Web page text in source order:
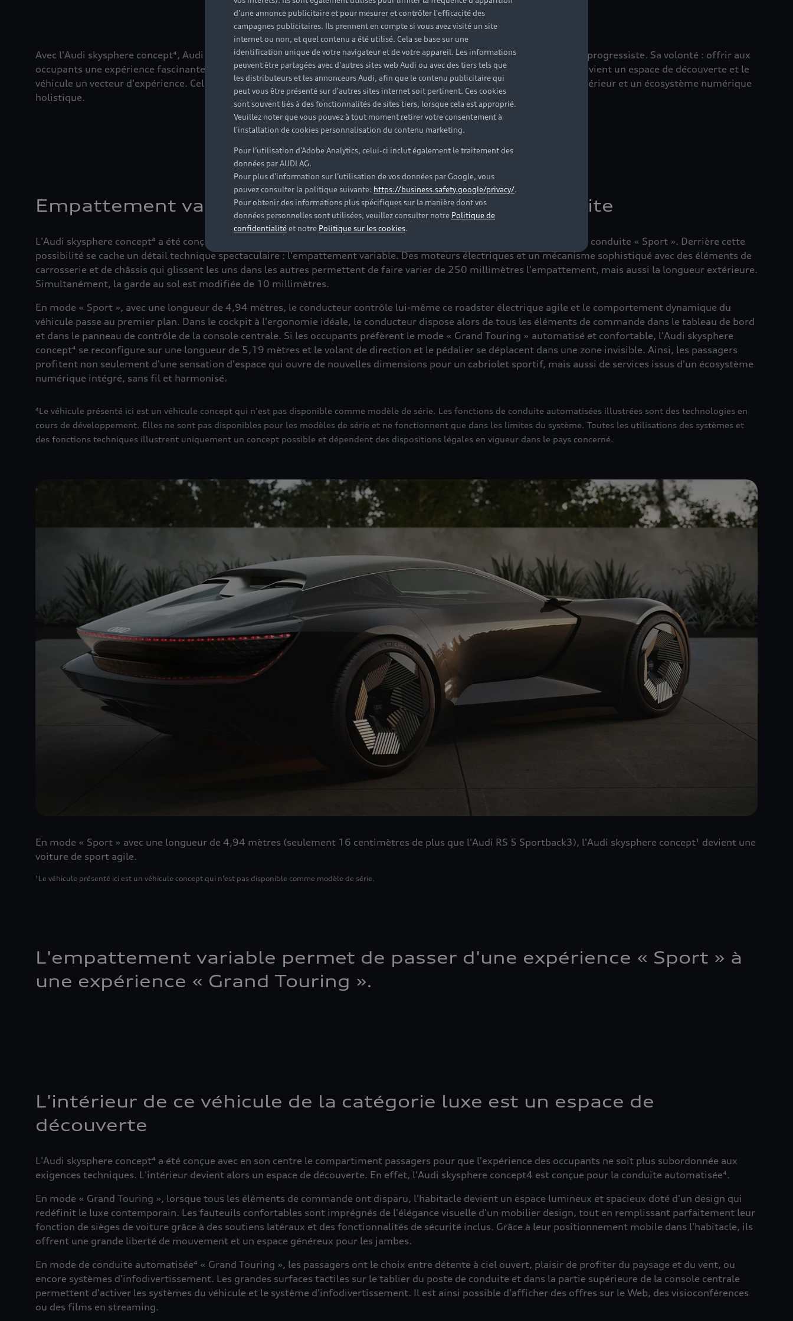
Avec l'Audi skysphere concept⁴, Audi présente le premier des quatre véhicules concepts qui redéfiniront l'avenir du luxe progressiste. Sa volonté : offrir aux
occupants une expérience fascinante et haut de gamme qui va bien au-delà du simple séjour prévu à bord. L'habitacle devient un espace de découverte et le
véhicule un vecteur d'expérience. Cela est possible grâce à la conduite automatisée⁴, une refonte révolutionnaire de l'intérieur et un écosystème numérique
holistique.
Empattement variable pour deux expériences de conduite
L'Audi skysphere concept⁴ a été conçue pour offrir deux expériences différentes : une conduite « Grand Touring » et une conduite « Sport ». Derrière cette
possibilité se cache un détail technique spectaculaire : l'empattement variable. Des moteurs électriques et un mécanisme sophistiqué avec des éléments de
carrosserie et de châssis qui glissent les uns dans les autres permettent de faire varier de 250 millimètres l'empattement, mais aussi la longueur extérieure.
Simultanément, la garde au sol est modifiée de 10 millimètres.
En mode « Sport », avec une longueur de 4,94 mètres, le conducteur contrôle lui-même ce roadster électrique agile et le comportement dynamique du
véhicule passe au premier plan. Dans le cockpit à l'ergonomie idéale, le conducteur dispose alors de tous les éléments de commande dans le tableau de bord
et dans le panneau de contrôle de la console centrale. Si les occupants préfèrent le mode « Grand Touring » automatisé et confortable, l'Audi skysphere
concept⁴ se reconfigure sur une longueur de 5,19 mètres et le volant de direction et le pédalier se déplacent dans une zone invisible. Ainsi, les passagers
profitent non seulement d'une sensation d'espace qui ouvre de nouvelles dimensions pour un cabriolet sportif, mais aussi de services issus d'un écosystème
numérique intégré, sans fil et harmonisé.
⁴Le véhicule présenté ici est un véhicule concept qui n'est pas disponible comme modèle de série. Les fonctions de conduite automatisées illustrées sont des technologies en
cours de développement. Elles ne sont pas disponibles pour les modèles de série et ne fonctionnent que dans les limites du système. Toutes les utilisations des systèmes et
des fonctions techniques illustrent uniquement un concept possible et dépendent des dispositions légales en vigueur dans le pays concerné.
En mode « Sport » avec une longueur de 4,94 mètres (seulement 16 centimètres de plus que l'Audi RS 5 Sportback3), l'Audi skysphere concept¹ devient une
voiture de sport agile.
¹Le véhicule présenté ici est un véhicule concept qui n'est pas disponible comme modèle de série.
L'empattement variable permet de passer d'une expérience « Sport » à
une expérience « Grand Touring ».
L'intérieur de ce véhicule de la catégorie luxe est un espace de
découverte
L'Audi skysphere concept⁴ a été conçue avec en son centre le compartiment passagers pour que l'expérience des occupants ne soit plus subordonnée aux
exigences techniques. L'intérieur devient alors un espace de découverte. En effet, l'Audi skysphere concept4 est conçue pour la conduite automatisée⁴.
En mode « Grand Touring », lorsque tous les éléments de commande ont disparu, l'habitacle devient un espace lumineux et spacieux doté d'un design qui
redéfinit le luxe contemporain. Les fauteuils confortables sont imprégnés de l'élégance visuelle d'un mobilier design, tout en remplissant parfaitement leur
fonction de sièges de voiture grâce à des soutiens latéraux et des fonctionnalités de sécurité inclus. Grâce à leur positionnement mobile dans l'habitacle, ils
offrent une grande liberté de mouvement et un espace généreux pour les jambes.
En mode de conduite automatisée⁴ « Grand Touring », les passagers ont le choix entre détente à ciel ouvert, plaisir de profiter du paysage et du vent, ou
encore systèmes d'infodivertissement. Les grandes surfaces tactiles sur le tablier du poste de conduite et dans la partie supérieure de la console centrale
permettent d'activer les systèmes du véhicule et le système d'infodivertissement. Il est ainsi possible d'afficher des offres sur le Web, des visioconférences
ou des films en streaming.
d'une annonce publicitaire et pour mesurer et contrôler l'efficacité des
campagnes publicitaires. Ils prennent en compte si vous avez visité un site
internet ou non, et quel contenu a été utilisé. Cela se base sur une
identification unique de votre navigateur et de votre appareil. Les informations
peuvent être partagées avec d'autres sites web Audi ou avec des tiers tels que
les distributeurs et les annonceurs Audi, afin que le contenu publicitaire qui
peut vous être présenté sur d'autres sites internet soit pertinent. Ces cookies
sont souvent liés à des fonctionnalités de sites tiers, lorsque cela est approprié.
Veuillez noter que vous pouvez à tout moment retirer votre consentement à
l'installation de cookies personnalisation du contenu marketing.
Pour l’utilisation d’Adobe Analytics, celui-ci inclut également le traitement des
données par AUDI AG.
Pour plus d’information sur l’utilisation de vos données par Google, vous
pouvez consulter la politique suivante: https://business.safety.google/privacy/.
Pour obtenir des informations plus spécifiques sur la manière dont vos
données personnelles sont utilisées, veuillez consulter notre Politique de
confidentialitéet notre Politique sur les cookies.